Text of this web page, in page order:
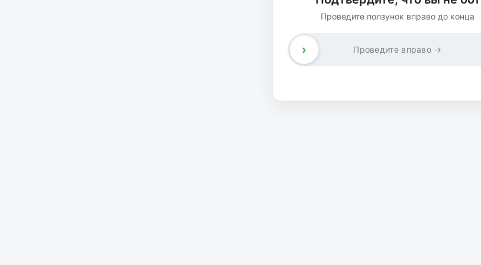
Проведите ползунок вправо до конца
Проведите вправо →
›